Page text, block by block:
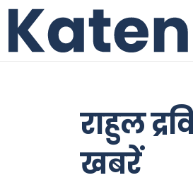
राहुल
खबरें